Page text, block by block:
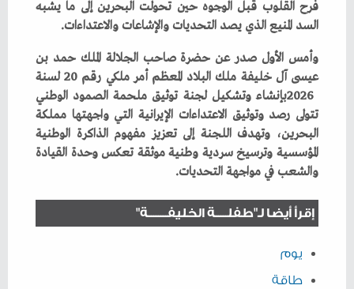
‬السد‭ ‬المنيع‭ ‬الذي‭ ‬يصد‭ ‬التحديات‭ ‬والإشاعات‭ ‬والاعتداءات‭.‬
‬والشعب‭ ‬في‭ ‬مواجهة‭ ‬التحديات‭.‬
إقرأ أيضا لـ"طفلـــــة الخليفــــــــة"
يوم
طاقة